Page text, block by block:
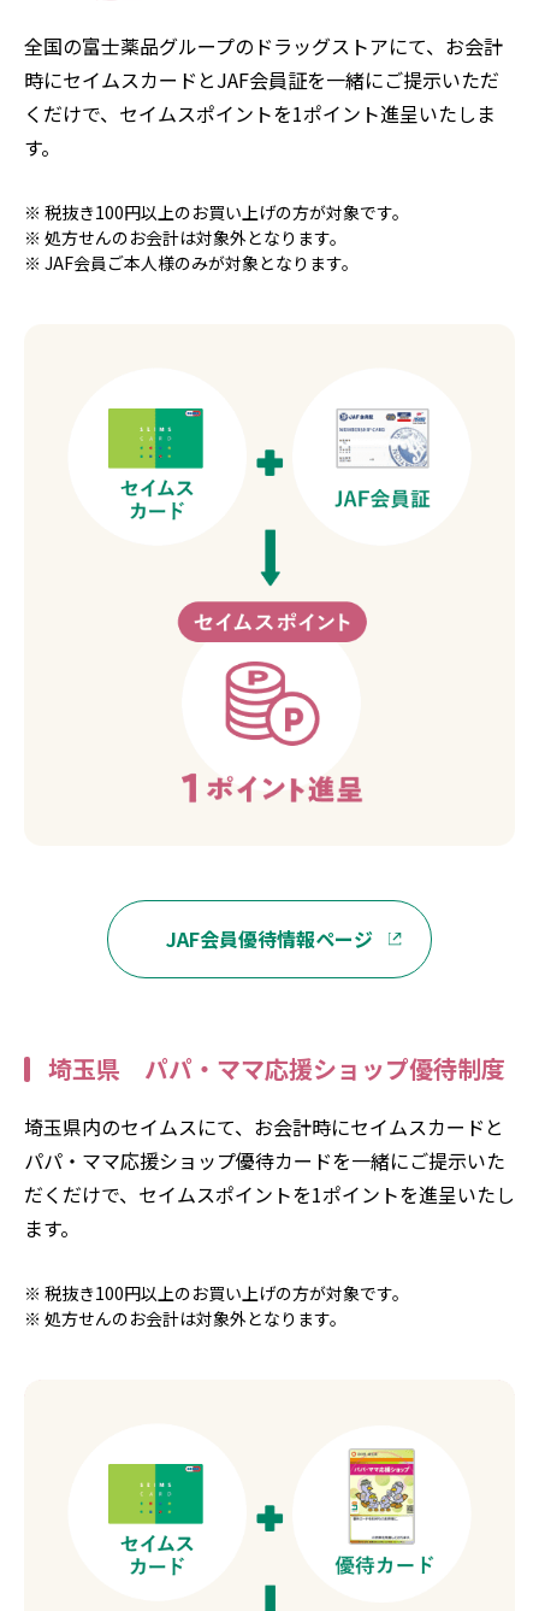
全国の富士薬品グループのドラッグストアにて、お会計
時にセイムスカードとJAF会員証を一緒にご提示いただ
くだけで、セイムスポイントを1ポイント進呈いたしま
す。
税抜き100円以上のお買い上げの方が対象です。
処方せんのお会計は対象外となります。
JAF会員ご本人様のみが対象となります。
JAF会員優待情報ページ
埼玉県 パパ・ママ応援ショップ優待制度
埼玉県内のセイムスにて、お会計時にセイムスカードと
パパ・ママ応援ショップ優待カードを一緒にご提示いた
だくだけで、セイムスポイントを1ポイントを進呈いたし
ます。
税抜き100円以上のお買い上げの方が対象です。
処方せんのお会計は対象外となります。